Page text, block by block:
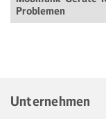
Problemen
Unternehmen